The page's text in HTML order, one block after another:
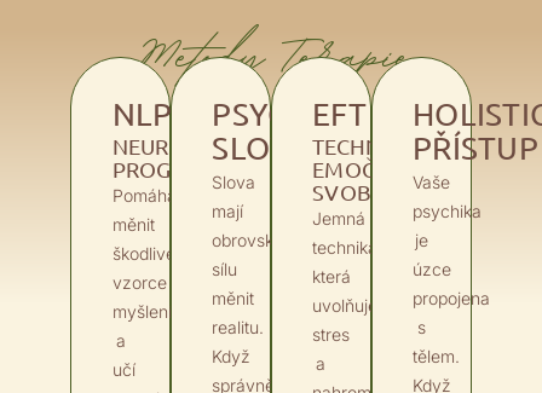
Metody Terapie
NLP
NEUROLINGVISTICKÉ
PROGRAMOVÁNÍ
Pomáhá
měnit
škodlivé
vzorce
myšlení
a
učí
PSYCHOLOGIE
SLOV
Slova
mají
obrovskou
sílu
měnit
realitu.
Když
správně
EFT
TECHNIKY
EMOČNÍ
SVOBODY
Jemná
technika,
která
uvolňuje
stres
a
PŘÍSTUP
Vaše
psychika
je
úzce
propojena
s
tělem.
Když